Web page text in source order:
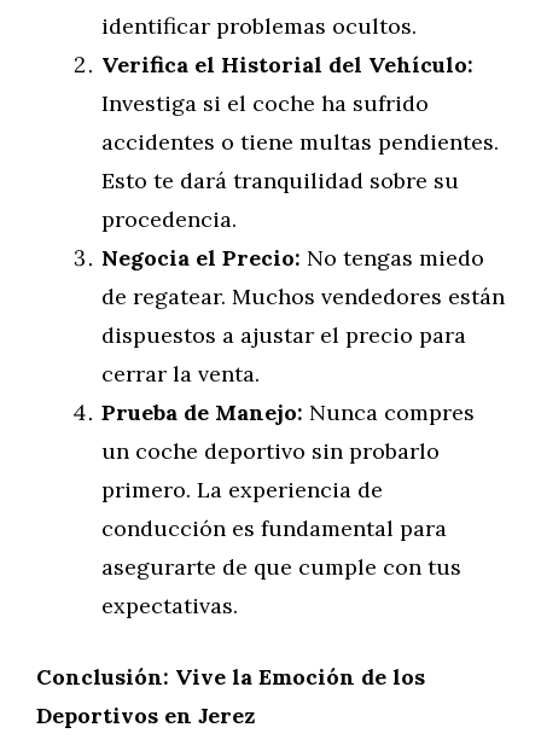
identificar problemas ocultos.
Verifica el Historial del Vehículo:
Investiga si el coche ha sufrido
accidentes o tiene multas pendientes.
Esto te dará tranquilidad sobre su
procedencia.
Negocia el Precio: No tengas miedo
de regatear. Muchos vendedores están
dispuestos a ajustar el precio para
cerrar la venta.
Prueba de Manejo: Nunca compres
un coche deportivo sin probarlo
primero. La experiencia de
conducción es fundamental para
asegurarte de que cumple con tus
expectativas.
Conclusión: Vive la Emoción de los
Deportivos en Jerez